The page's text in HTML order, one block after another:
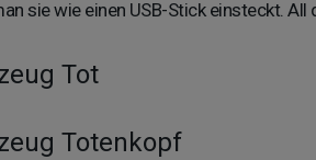
sie wie einen USB-Stick einsteckt. All
Tot
Totenkopf